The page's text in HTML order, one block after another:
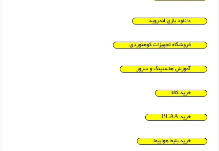
دانلود بازی اندروید
فروشگاه تجهیزات کوهنوردی
آموزش هاستینگ و سرور
خرید کالا
خرید BCAA
خرید بلیط هواپیما